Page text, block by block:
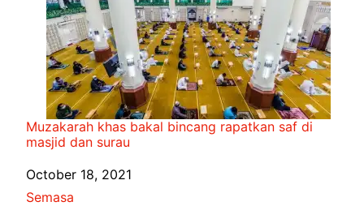
Muzakarah khas bakal bincang rapatkan saf di
masjid dan surau
Date
October 18, 2021
In relation to
Semasa